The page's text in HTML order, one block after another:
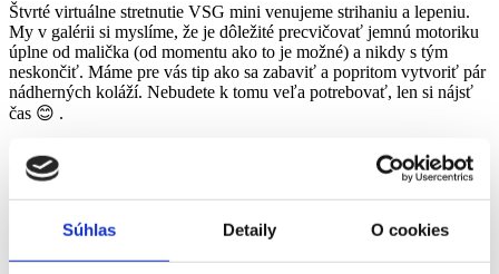
Súhlas Detaily O cookies
Štvrté virtuálne stretnutie VSG mini venujeme strihaniu a lepeniu.
My v galérii si myslíme, že je dôležité precvičovať jemnú motoriku
úplne od malička (od momentu ako to je možné) a nikdy s tým
neskončiť. Máme pre vás tip ako sa zabaviť a popritom vytvoriť pár
nádherných koláží. Nebudete k tomu veľa potrebovať, len si nájsť
čas 😊 .
Už od malička sme fascinovaní všetkým navôkol nás, obzvlášť
zvieratkami. Nám sa páčia ja tie najmenšie, lebo môžu byť
vytvoríme. Nebude to nič náročné, tak smelo do toho!